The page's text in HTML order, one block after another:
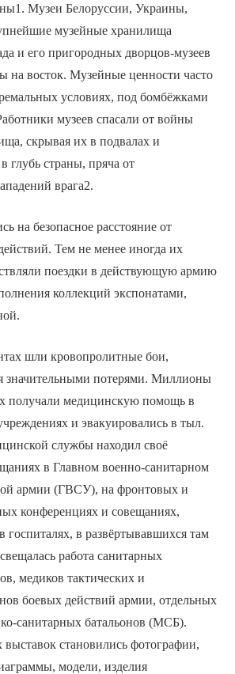
Музеи Белоруссии, Украины,
музейные хранилища
и его пригородных дворцов-музеев
на восток. Музейные ценности часто
условиях, под бомбёжками
музеев спасали от войны
скрывая их в подвалах и
глубь страны, пряча от
врага2.
на безопасное расстояние от
Тем не менее иногда их
поездки в действующую армию
коллекций экспонатами,
шли кровопролитные бои,
значительными потерями. Миллионы
получали медицинскую помощь в
и эвакуировались в тыл.
службы находил своё
в Главном военно-санитарном
армии (ГВСУ), на фронтовых и
конференциях и совещаниях,
госпиталях, в развёртывавшихся там
работа санитарных
медиков тактических и
боевых действий армии, отдельных
санитарных батальонов (МСБ).
становились фотографии,
модели, изделия